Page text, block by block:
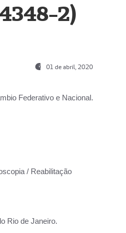
2)
01 de abril, 2020
Federativo e Nacional.
/ Reabilitação
Rio de Janeiro.